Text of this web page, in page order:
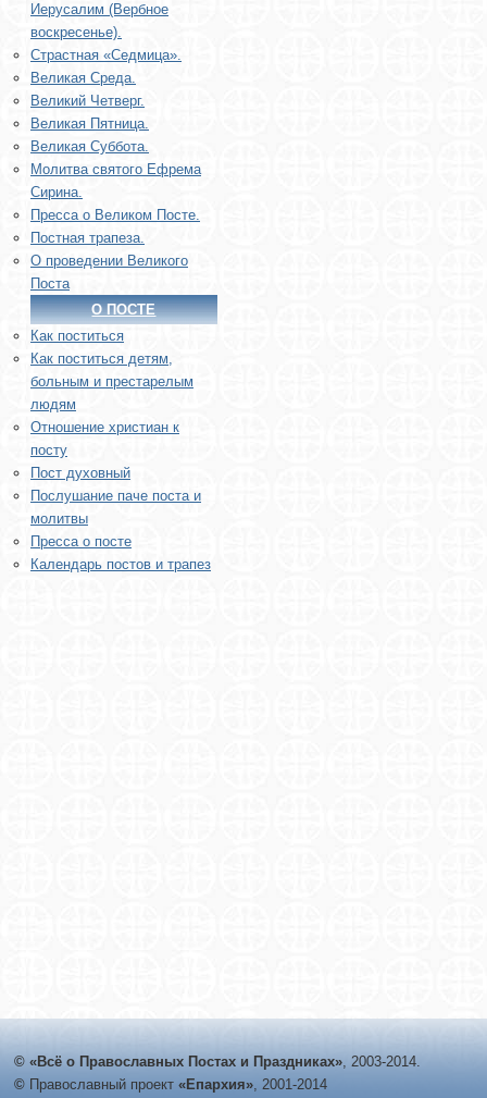
Иерусалим (Вербное
воскресенье).
Страстная «Седмица».
Великая Среда.
Великий Четверг.
Великая Пятница.
Великая Суббота.
Молитва святого Ефрема
Сирина.
Пресса о Великом Посте.
Постная трапеза.
О проведении Великого
Поста
О ПОСТЕ
Как поститься
Как поститься детям,
больным и престарелым
людям
Отношение христиан к
посту
Пост духовный
Послушание паче поста и
молитвы
Пресса о посте
Календарь постов и трапез
© «Всё о Православных Постах и Праздниках», 2003-2014.
© Православный проект «Епархия», 2001-2014